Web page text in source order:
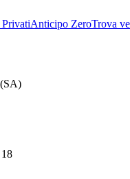
Anticipo ZeroTrova